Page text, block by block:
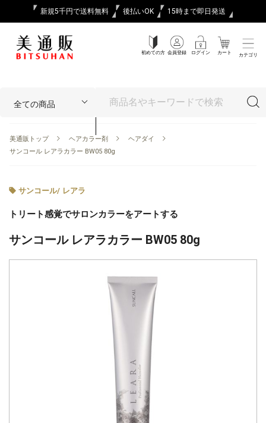
新規5千円で送料無料 後払いOK 15時まで即日発送
初めての方 会員登録 ログイン カート カテゴリ
美通販トップ ヘアカラー剤
ヘアダイ
サンコール レアラカラー BW05 80g
サンコール/ レアラ
トリート感覚でサロンカラーをアートする
サンコール レアラカラー BW05 80g